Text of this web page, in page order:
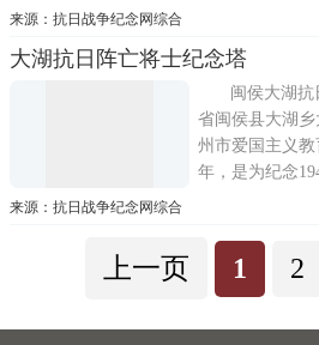
已经不存在，
蓝理将军向社会
个祠堂，悼念
血海战,牺牲于
来源：抗日战争纪念网综合
大湖抗日阵亡将士纪念塔
闽侯大湖
省闽侯县大湖
州市爱国主义
年，是为纪念
军在大湖战役
骨。大湖战役
入侵华南以来
来源：抗日战争纪念网综合
上一页 1 2